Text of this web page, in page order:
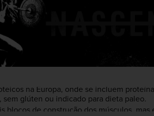
na Europa, onde se incluem
glúten ou indicado para dieta paleo.
de construção dos músculos,